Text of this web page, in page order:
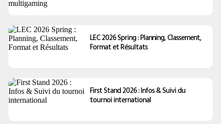
LEC 2026 Spring : Planning, Classement,
Format et Résultats
First Stand 2026 : Infos & Suivi du
tournoi international